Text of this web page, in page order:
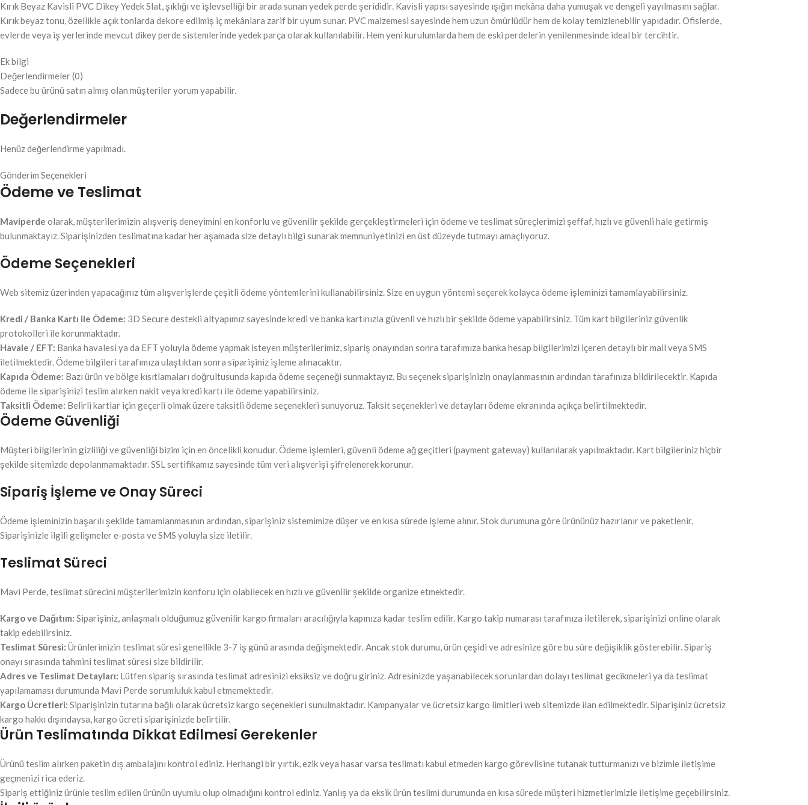
Kırık Beyaz Kavisli PVC Dikey Yedek Slat, şıklığı ve işlevselliği bir arada sunan yedek perde şerididir. Kavisli yapısı sayesinde ışığın mekâna daha yumuşak ve dengeli yayılmasını sağlar.
Kırık beyaz tonu, özellikle açık tonlarda dekore edilmiş iç mekânlara zarif bir uyum sunar. PVC malzemesi sayesinde hem uzun ömürlüdür hem de kolay temizlenebilir yapıdadır. Ofislerde,
evlerde veya iş yerlerinde mevcut dikey perde sistemlerinde yedek parça olarak kullanılabilir. Hem yeni kurulumlarda hem de eski perdelerin yenilenmesinde ideal bir tercihtir.
Ek bilgi
Değerlendirmeler (0)
Değerlendirmeler
Henüz değerlendirme yapılmadı.
Sadece bu ürünü satın almış olan müşteriler yorum yapabilir.
Gönderim Seçenekleri
Ödeme ve Teslimat
Maviperde olarak, müşterilerimizin alışveriş deneyimini en konforlu ve güvenilir şekilde gerçekleştirmeleri için ödeme ve teslimat süreçlerimizi şeffaf, hızlı ve güvenli hale getirmiş
bulunmaktayız. Siparişinizden teslimatına kadar her aşamada size detaylı bilgi sunarak memnuniyetinizi en üst düzeyde tutmayı amaçlıyoruz.
Ödeme Seçenekleri
Web sitemiz üzerinden yapacağınız tüm alışverişlerde çeşitli ödeme yöntemlerini kullanabilirsiniz. Size en uygun yöntemi seçerek kolayca ödeme işleminizi tamamlayabilirsiniz.
Kredi / Banka Kartı ile Ödeme: 3D Secure destekli altyapımız sayesinde kredi ve banka kartınızla güvenli ve hızlı bir şekilde ödeme yapabilirsiniz. Tüm kart bilgileriniz güvenlik
protokolleri ile korunmaktadır.
Havale / EFT: Banka havalesi ya da EFT yoluyla ödeme yapmak isteyen müşterilerimiz, sipariş onayından sonra tarafımıza banka hesap bilgilerimizi içeren detaylı bir mail veya SMS
iletilmektedir. Ödeme bilgileri tarafımıza ulaştıktan sonra siparişiniz işleme alınacaktır.
Kapıda Ödeme: Bazı ürün ve bölge kısıtlamaları doğrultusunda kapıda ödeme seçeneği sunmaktayız. Bu seçenek siparişinizin onaylanmasının ardından tarafınıza bildirilecektir. Kapıda
ödeme ile siparişinizi teslim alırken nakit veya kredi kartı ile ödeme yapabilirsiniz.
Taksitli Ödeme: Belirli kartlar için geçerli olmak üzere taksitli ödeme seçenekleri sunuyoruz. Taksit seçenekleri ve detayları ödeme ekranında açıkça belirtilmektedir.
Ödeme Güvenliği
Müşteri bilgilerinin gizliliği ve güvenliği bizim için en öncelikli konudur. Ödeme işlemleri, güvenli ödeme ağ geçitleri (payment gateway) kullanılarak yapılmaktadır. Kart bilgileriniz hiçbir
şekilde sitemizde depolanmamaktadır. SSL sertifikamız sayesinde tüm veri alışverişi şifrelenerek korunur.
Sipariş İşleme ve Onay Süreci
Ödeme işleminizin başarılı şekilde tamamlanmasının ardından, siparişiniz sistemimize düşer ve en kısa sürede işleme alınır. Stok durumuna göre ürününüz hazırlanır ve paketlenir.
Siparişinizle ilgili gelişmeler e-posta ve SMS yoluyla size iletilir.
Teslimat Süreci
Mavi Perde, teslimat sürecini müşterilerimizin konforu için olabilecek en hızlı ve güvenilir şekilde organize etmektedir.
Kargo ve Dağıtım: Siparişiniz, anlaşmalı olduğumuz güvenilir kargo firmaları aracılığıyla kapınıza kadar teslim edilir. Kargo takip numarası tarafınıza iletilerek, siparişinizi online olarak
takip edebilirsiniz.
Teslimat Süresi: Ürünlerimizin teslimat süresi genellikle 3-7 iş günü arasında değişmektedir. Ancak stok durumu, ürün çeşidi ve adresinize göre bu süre değişiklik gösterebilir. Sipariş
onayı sırasında tahmini teslimat süresi size bildirilir.
Adres ve Teslimat Detayları: Lütfen sipariş sırasında teslimat adresinizi eksiksiz ve doğru giriniz. Adresinizde yaşanabilecek sorunlardan dolayı teslimat gecikmeleri ya da teslimat
yapılamaması durumunda Mavi Perde sorumluluk kabul etmemektedir.
Kargo Ücretleri: Siparişinizin tutarına bağlı olarak ücretsiz kargo seçenekleri sunulmaktadır. Kampanyalar ve ücretsiz kargo limitleri web sitemizde ilan edilmektedir. Siparişiniz ücretsiz
kargo hakkı dışındaysa, kargo ücreti siparişinizde belirtilir.
Ürün Teslimatında Dikkat Edilmesi Gerekenler
Ürünü teslim alırken paketin dış ambalajını kontrol ediniz. Herhangi bir yırtık, ezik veya hasar varsa teslimatı kabul etmeden kargo görevlisine tutanak tutturmanızı ve bizimle iletişime
geçmenizi rica ederiz.
Sipariş ettiğiniz ürünle teslim edilen ürünün uyumlu olup olmadığını kontrol ediniz. Yanlış ya da eksik ürün teslimi durumunda en kısa sürede müşteri hizmetlerimizle iletişime geçebilirsiniz.